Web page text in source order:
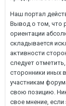
Наш портал
Вывод о том, что
ориентации
складывается
активности
следует
сторонники иных
участникам
свою позицию.
свое мнение,